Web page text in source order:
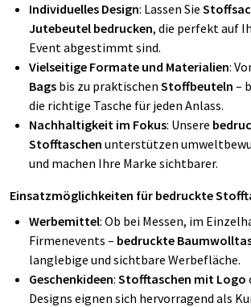
Individuelles Design: Lassen Sie
Jutebeutel bedrucken, die perfekt auf
Event abgestimmt sind.
Vielseitige Formate und Materialien:
Bags bis zu praktischen Stoffbeuteln –
die richtige Tasche für jeden Anlass.
Nachhaltigkeit im Fokus: Unsere
Stofftaschen unterstützen
und machen Ihre Marke sichtbarer.
Einsatzmöglichkeiten für bedruckte
Werbemittel: Ob bei Messen, im
Firmenevents – bedruckte
langlebige und sichtbare Werbefläche.
Geschenkideen: Stofftaschen mit Logo
Designs eignen sich hervorragend als